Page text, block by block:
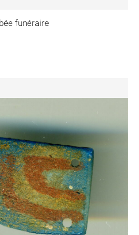
funéraire